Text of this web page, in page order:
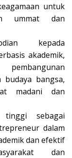
untuk
ummat dan
kepada
akademik,
budaya bangsa,
madani dan
tinggi sebagai
dalam
dan efektif
dan